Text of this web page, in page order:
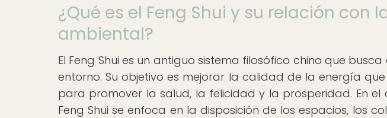
¿Qué es el Feng Shui y su relación con
ambiental?
El Feng Shui es un antiguo sistema filosófico chino que
entorno. Su objetivo es mejorar la calidad de la energía
para promover la salud, la felicidad y la prosperidad. En el
Feng Shui se enfoca en la disposición de los espacios, los